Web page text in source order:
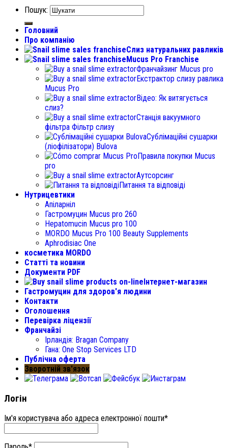
Пошук:
Головний
Про компанію
Слиз натуральних равликів
Mucus Pro Franchise
Франчайзинг Mucus pro
Екстрактор слизу равлика
Mucus Pro
Відео: Як витягується
слиз?
Станція вакуумного
фільтра Фільтр слизу
Сублімаційні сушарки
(ліофілізатори) Bulova
Правила покупки Mucus
pro
Аутсорсинг
Питання та відповіді
Нутрицевтики
Апіларніл
Гастромуцин Mucus pro 260
Hepatomucin Mucus pro 100
MORDO Mucus Pro 100 Beauty Supplements
Aphrodisiac One
косметика MORDO
Статті та новини
Документи PDF
Інтернет-магазин
Гастромуцин для здоров'я людини
Контакти
Оголошення
Перевірка ліцензії
Франчайзі
Ірландія: Bragan Company
Гана: One Stop Services LTD
Публічна оферта
Зворотній зв'язок
Логін
Ім'я користувача або адреса електронної пошти*